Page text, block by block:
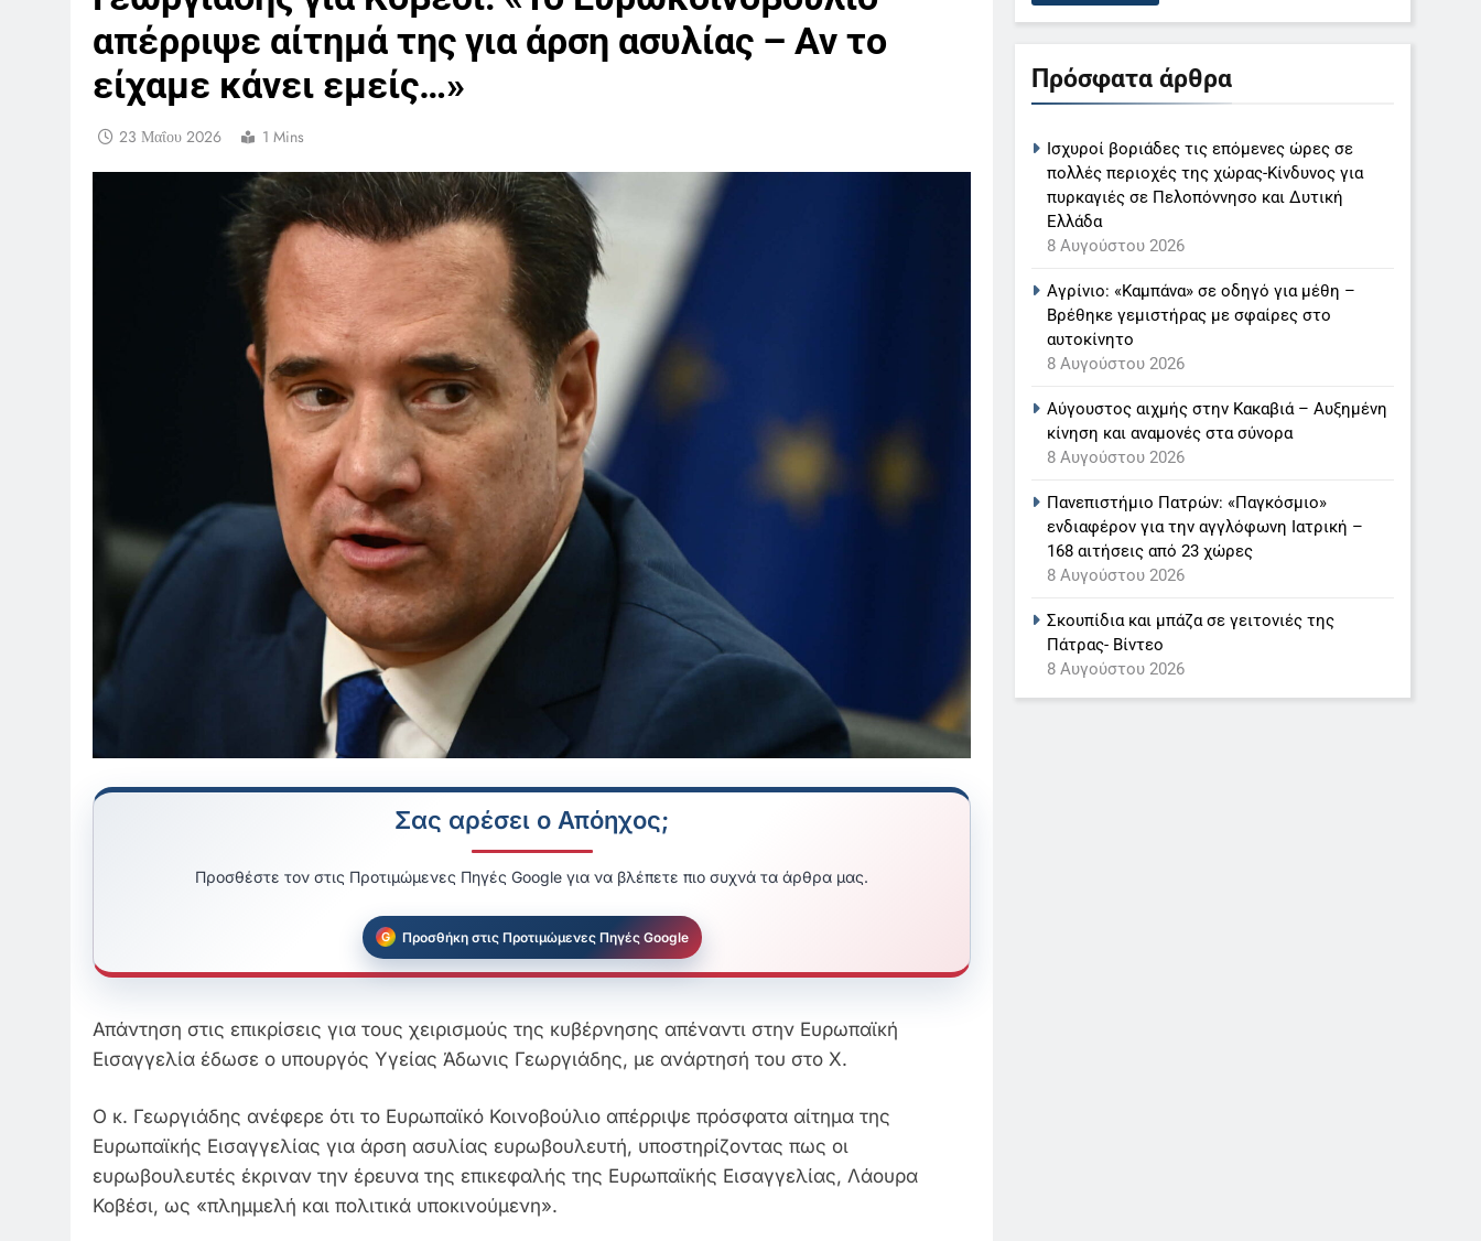
απέρριψε αίτημά της για άρση ασυλίας – Αν το
είχαμε κάνει εμείς…»
23 Μαΐου 2026 1 Mins
Σας αρέσει ο Απόηχος;
Προσθέστε τον στις Προτιμώμενες Πηγές Google για να βλέπετε πιο συχνά τα άρθρα μας.
Προσθήκη στις Προτιμώμενες Πηγές Google
Απάντηση στις επικρίσεις για τους χειρισμούς της κυβέρνησης απέναντι στην Ευρωπαϊκή
Εισαγγελία έδωσε ο υπουργός Υγείας Άδωνις Γεωργιάδης, με ανάρτησή του στο X.
Ο κ. Γεωργιάδης ανέφερε ότι το Ευρωπαϊκό Κοινοβούλιο απέρριψε πρόσφατα αίτημα της
Ευρωπαϊκής Εισαγγελίας για άρση ασυλίας ευρωβουλευτή, υποστηρίζοντας πως οι
ευρωβουλευτές έκριναν την έρευνα της επικεφαλής της Ευρωπαϊκής Εισαγγελίας, Λάουρα
Κοβέσι, ως «πλημμελή και πολιτικά υποκινούμενη».
Πρόσφατα άρθρα
Ισχυροί βοριάδες τις επόμενες ώρες σε
πολλές περιοχές της χώρας-Κίνδυνος για
πυρκαγιές σε Πελοπόννησο και Δυτική
Ελλάδα
8 Αυγούστου 2026
Αγρίνιο: «Καμπάνα» σε οδηγό για μέθη –
Βρέθηκε γεμιστήρας με σφαίρες στο
αυτοκίνητο
8 Αυγούστου 2026
Αύγουστος αιχμής στην Κακαβιά – Αυξημένη
κίνηση και αναμονές στα σύνορα
8 Αυγούστου 2026
Πανεπιστήμιο Πατρών: «Παγκόσμιο»
ενδιαφέρον για την αγγλόφωνη Ιατρική –
168 αιτήσεις από 23 χώρες
8 Αυγούστου 2026
Σκουπίδια και μπάζα σε γειτονιές της
Πάτρας- Βίντεο
8 Αυγούστου 2026